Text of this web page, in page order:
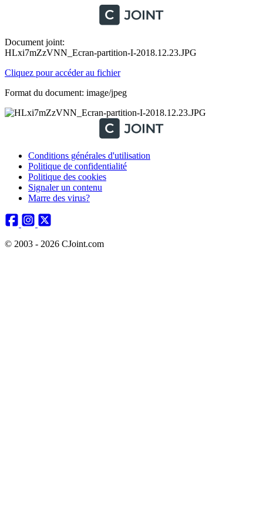
Document joint:
HLxi7mZzVNN_Ecran-partition-I-2018.12.23.JPG
Cliquez pour accéder au fichier
Format du document: image/jpeg
Conditions générales d'utilisation
Politique de confidentialité
Politique des cookies
Signaler un contenu
Marre des virus?
© 2003 - 2026 CJoint.com